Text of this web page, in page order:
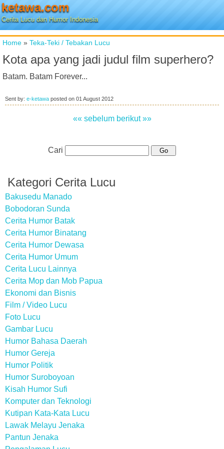
ketawa.com
Cerita Lucu dan Humor Indonesia
Home » Teka-Teki / Tebakan Lucu
Kota apa yang jadi judul film superhero?
Batam. Batam Forever...
Sent by: e-ketawa posted on 01 August 2012
«« sebelum berikut »»
Cari
Kategori Cerita Lucu
Bakusedu Manado
Bobodoran Sunda
Cerita Humor Batak
Cerita Humor Binatang
Cerita Humor Dewasa
Cerita Humor Umum
Cerita Lucu Lainnya
Cerita Mop dan Mob Papua
Ekonomi dan Bisnis
Film / Video Lucu
Foto Lucu
Gambar Lucu
Humor Bahasa Daerah
Humor Gereja
Humor Politik
Humor Suroboyoan
Kisah Humor Sufi
Komputer dan Teknologi
Kutipan Kata-Kata Lucu
Lawak Melayu Jenaka
Pantun Jenaka